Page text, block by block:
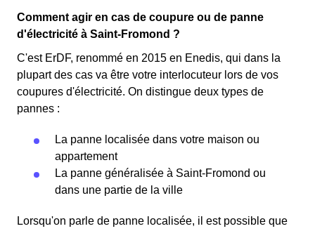
Comment agir en cas de coupure ou de panne
d'électricité à Saint-Fromond ?
C'est ErDF, renommé en 2015 en Enedis, qui dans la
plupart des cas va être votre interlocuteur lors de vos
coupures d'électricité. On distingue deux types de
pannes :
La panne localisée dans votre maison ou
appartement
La panne généralisée à Saint-Fromond ou
dans une partie de la ville
Lorsqu'on parle de panne localisée, il est possible que